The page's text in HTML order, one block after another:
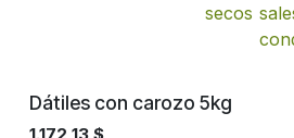
secos
Dátiles con carozo 5kg
1.172,13 $